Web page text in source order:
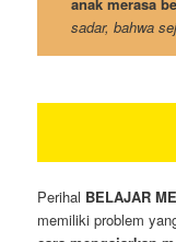
sadar, bahwa
Perihal BELAJAR
memiliki problem